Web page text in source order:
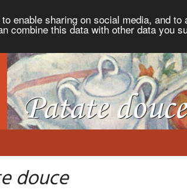
enable sharing on social media, and
combine this data with other data you
douce